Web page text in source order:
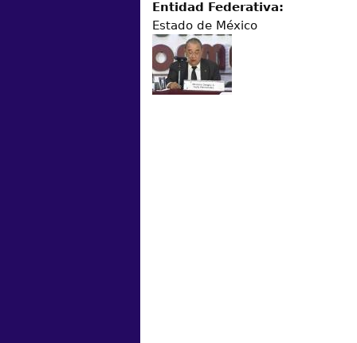
Entidad Federativa:
Estado de México